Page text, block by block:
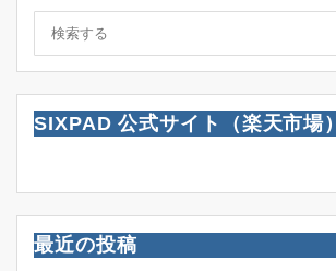
SIXPAD 公式サイト（楽天市場）
最近の投稿